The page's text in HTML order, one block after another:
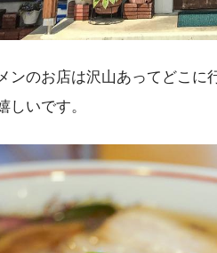
ンのお店は沢山あってどこに
しいです。